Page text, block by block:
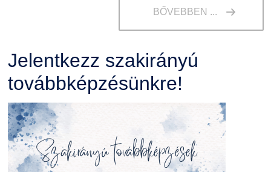
BŐVEBBEN ...
Jelentkezz szakirányú
továbbképzésünkre!